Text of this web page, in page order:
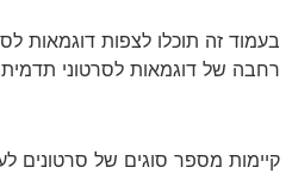
בעמוד זה תוכלו לצפות דוגמאות
רחבה של דוגמאות לסרטוני
קיימות מספר סוגים של סרטונים